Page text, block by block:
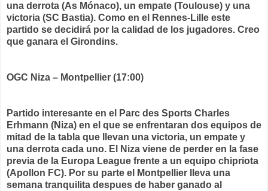
una derrota (As Mónaco), un empate (Toulouse) y una
victoria (SC Bastia). Como en el Rennes-Lille este
partido se decidirá por la calidad de los jugadores. Creo
que ganara el Girondins.
OGC Niza – Montpellier (17:00)
Partido interesante en el Parc des Sports Charles
Erhmann (Niza) en el que se enfrentaran dos equipos de
mitad de la tabla que llevan una victoria, un empate y
una derrota cada uno. El Niza viene de perder en la fase
previa de la Europa League frente a un equipo chipriota
(Apollon FC). Por su parte el Montpellier lleva una
semana tranquilita despues de haber ganado al